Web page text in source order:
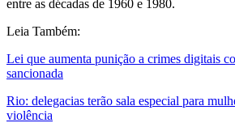
entre as décadas de 1960 e 1980.
Leia Também:
Lei que aumenta punição a crimes digitais
sancionada
Rio: delegacias terão sala especial para
violência